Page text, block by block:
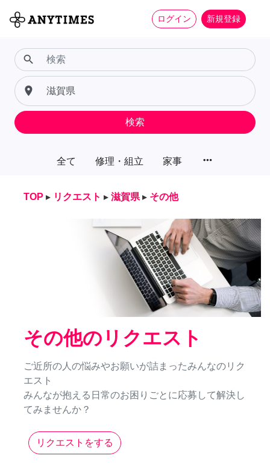
ログイン 新規登録
全て 修理・組立 家事 more_horiz
search
place
検索
TOP ▸ リクエスト ▸ 滋賀県 ▸ その他
その他のリクエスト
ご近所の人の悩みやお願いが詰まったみんなのリク
エスト
みんなが抱える日常のお困りごとに応募して解決し
てみませんか？
リクエストをする